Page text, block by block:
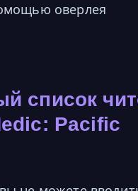
оверлея
список
Pacific